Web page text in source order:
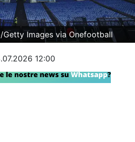
Images via Onefootball
12:00